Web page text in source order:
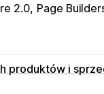
2.0 Page
produktów i